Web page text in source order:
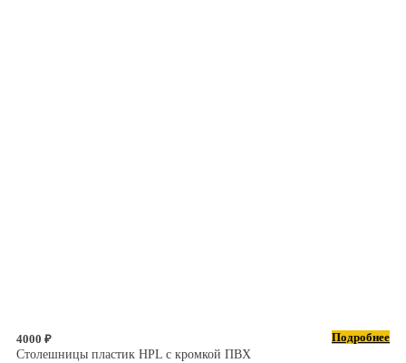
4000 ₽
Подробнее
Столешницы пластик HPL с кромкой ПВХ